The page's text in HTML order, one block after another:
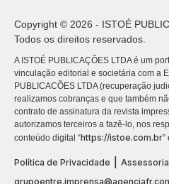
Copyright © 2026 - ISTOÉ
Todos os direitos reservados.
A ISTOÉ PUBLICAÇÕES LTDA é um
vinculação editorial e societária com a
PUBLICACÕES LTDA (recuperação
realizamos cobranças e que também
contrato de assinatura da revista
autorizamos terceiros a fazê-lo, nos
conteúdo digital “https://istoe.com.br”
Política de Privacidade